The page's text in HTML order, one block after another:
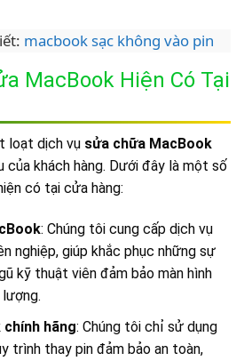
macbook sạc không vào pin
MacBook Hiện Có Tại
loạt dịch vụ sửa chữa MacBook
của khách hàng. Dưới đây là một số
có tại cửa hàng:
: Chúng tôi cung cấp dịch vụ
nghiệp, giúp khắc phục những sự
kỹ thuật viên đảm bảo màn hình
lượng.
hãng: Chúng tôi chỉ sử dụng
trình thay pin đảm bảo an toàn,